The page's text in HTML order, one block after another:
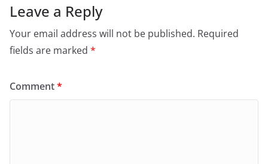
Leave a Reply
Your email address will not be published. Required
fields are marked *
Comment*